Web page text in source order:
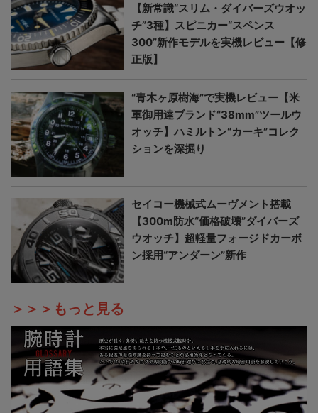
【新常識“スリム・ダイバーズウオッ
チ”3種】スピニカー“スペンス
300”新作モデルを実機レビュー【修
正版】
“青木ヶ原樹海”で実機レビュー【米
軍御用達ブランド“38mm”ツールウ
オッチ】ハミルトン“カーキ”コレク
ションを深掘り
セイコー機械式ムーヴメント搭載
【300m防水“価格破壊”ダイバーズ
ウオッチ】超軽量フォージドカーボ
ン採用“アンダーン”新作
＞＞＞もっと見る